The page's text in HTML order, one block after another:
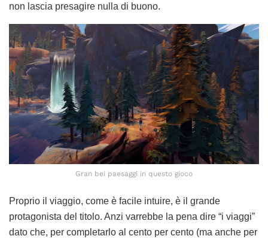
non lascia presagire nulla di buono.
Gran bei paesaggi in questo gioco
Proprio il viaggio, come è facile intuire, è il grande
protagonista del titolo. Anzi varrebbe la pena dire “i viaggi”
dato che, per completarlo al cento per cento (ma anche per